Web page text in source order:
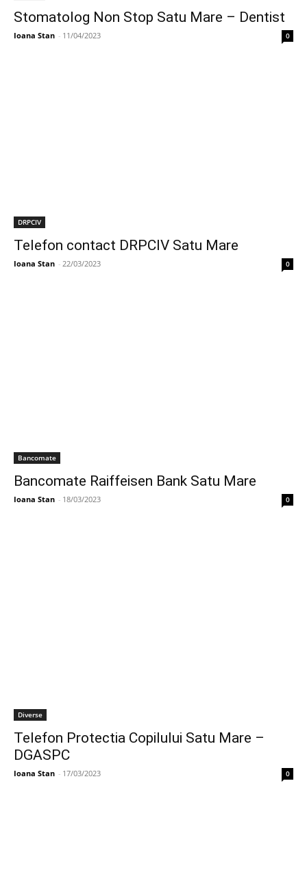
Stomatolog Non Stop Satu Mare – Dentist
Ioana Stan - 11/04/2023 0
DRPCIV
Telefon contact DRPCIV Satu Mare
Ioana Stan - 22/03/2023 0
Bancomate
Bancomate Raiffeisen Bank Satu Mare
Ioana Stan - 18/03/2023 0
Diverse
Telefon Protectia Copilului Satu Mare –
DGASPC
Ioana Stan - 17/03/2023 0